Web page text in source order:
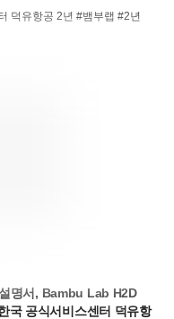
덕유항공 2년 #뱀부랩 #2년
명서, Bambu Lab H2D
국 공식서비스센터 덕유항